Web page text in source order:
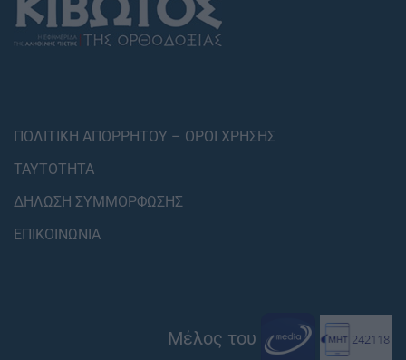
ΠΟΛΙΤΙΚΗ ΑΠΟΡΡΗΤΟΥ – ΟΡΟΙ ΧΡΗΣΗΣ
ΤΑΥΤΟΤΗΤΑ
ΔΗΛΩΣΗ ΣΥΜΜΟΡΦΩΣΗΣ
ΕΠΙΚΟΙΝΩΝΙΑ
Μέλος του